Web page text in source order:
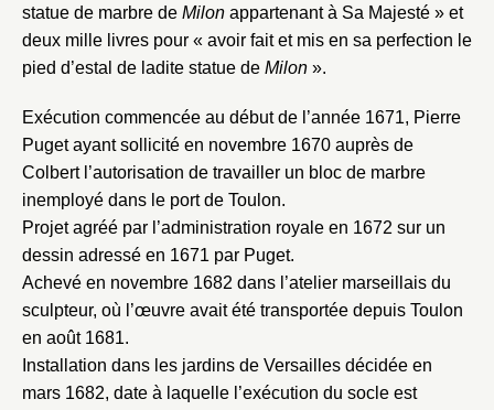
statue de marbre de Milon appartenant à Sa Majesté » et
deux mille livres pour « avoir fait et mis en sa perfection le
pied d’estal de ladite statue de Milon ».
Exécution commencée au début de l’année 1671, Pierre
Puget ayant sollicité en novembre 1670 auprès de
Colbert l’autorisation de travailler un bloc de marbre
inemployé dans le port de Toulon.
Projet agréé par l’administration royale en 1672 sur un
dessin adressé en 1671 par Puget.
Achevé en novembre 1682 dans l’atelier marseillais du
sculpteur, où l’œuvre avait été transportée depuis Toulon
en août 1681.
Installation dans les jardins de Versailles décidée en
mars 1682, date à laquelle l’exécution du socle est